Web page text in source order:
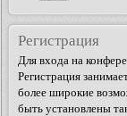
Регистрация
Для входа на
Регистрация
более широкие
быть установлены